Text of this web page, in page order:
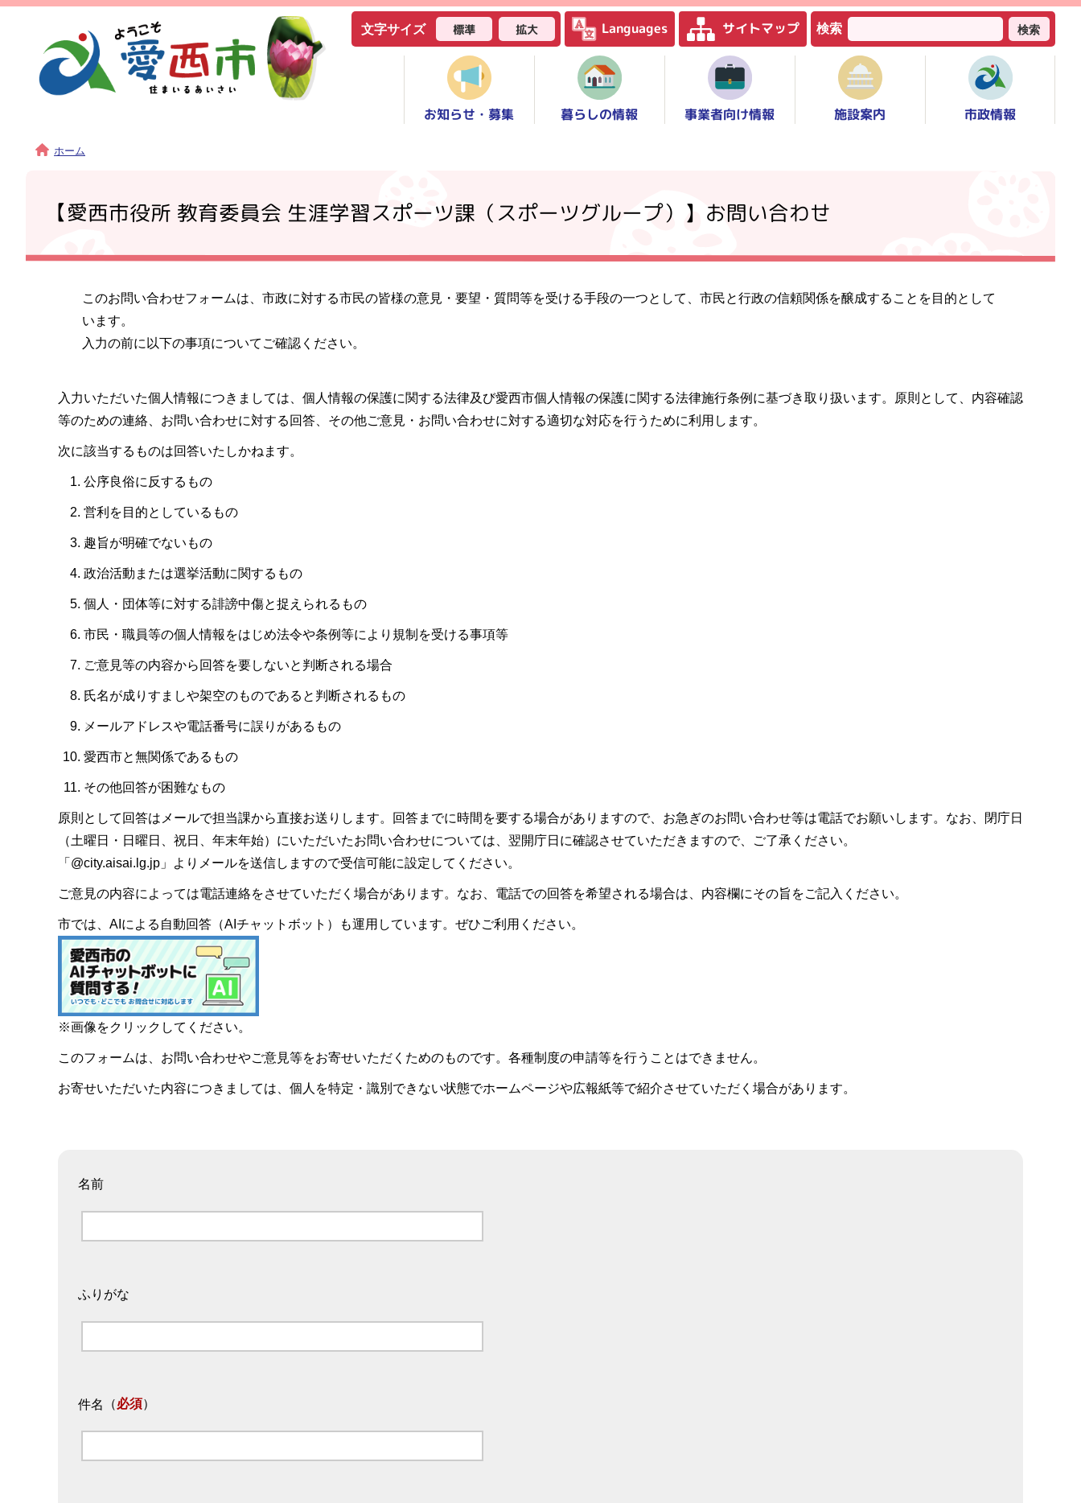
文字サイズ 標準 拡大 Languages サイトマップ 検索 検索
お知らせ・募集 暮らしの情報 事業者向け情報 施設案内 市政情報
ホーム
【愛西市役所 教育委員会 生涯学習スポーツ課（スポーツグループ）】お問い合わせ
このお問い合わせフォームは、市政に対する市民の皆様の意見・要望・質問等を受ける手段の一つとして、市民と行政の信頼関係を醸成することを目的として
います。
入力の前に以下の事項についてご確認ください。
入力いただいた個人情報につきましては、個人情報の保護に関する法律及び愛西市個人情報の保護に関する法律施行条例に基づき取り扱います。原則として、内容確認
等のための連絡、お問い合わせに対する回答、その他ご意見・お問い合わせに対する適切な対応を行うために利用します。
次に該当するものは回答いたしかねます。
公序良俗に反するもの
営利を目的としているもの
趣旨が明確でないもの
政治活動または選挙活動に関するもの
個人・団体等に対する誹謗中傷と捉えられるもの
市民・職員等の個人情報をはじめ法令や条例等により規制を受ける事項等
ご意見等の内容から回答を要しないと判断される場合
氏名が成りすましや架空のものであると判断されるもの
メールアドレスや電話番号に誤りがあるもの
愛西市と無関係であるもの
その他回答が困難なもの
原則として回答はメールで担当課から直接お送りします。回答までに時間を要する場合がありますので、お急ぎのお問い合わせ等は電話でお願いします。なお、閉庁日
（土曜日・日曜日、祝日、年末年始）にいただいたお問い合わせについては、翌開庁日に確認させていただきますので、ご了承ください。
「@city.aisai.lg.jp」よりメールを送信しますので受信可能に設定してください。
ご意見の内容によっては電話連絡をさせていただく場合があります。なお、電話での回答を希望される場合は、内容欄にその旨をご記入ください。
市では、AIによる自動回答（AIチャットボット）も運用しています。ぜひご利用ください。
※画像をクリックしてください。
このフォームは、お問い合わせやご意見等をお寄せいただくためのものです。各種制度の申請等を行うことはできません。
お寄せいただいた内容につきましては、個人を特定・識別できない状態でホームページや広報紙等で紹介させていただく場合があります。
名前
ふりがな
件名 （必須）